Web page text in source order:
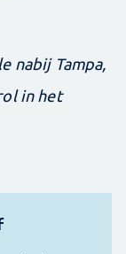
nabij Tampa,
in het